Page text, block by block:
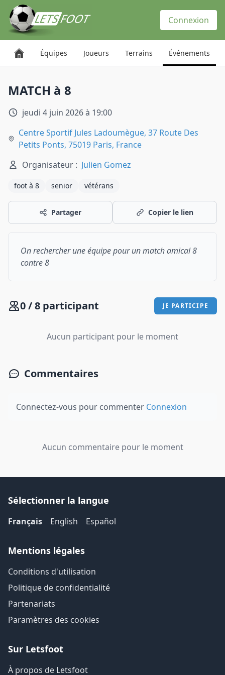
Connexion
Équipes Joueurs Terrains Événements
MATCH à 8
jeudi 4 juin 2026 à 19:00
Centre Sportif Jules Ladoumègue, 37 Route Des
Petits Ponts, 75019 Paris, France
Organisateur : Julien Gomez
foot à 8 senior vétérans
Partager Copier le lien
On rechercher une équipe pour un match amical 8
contre 8
0 / 8 participant JE PARTICIPE
Aucun participant pour le moment
Commentaires
Connectez-vous pour commenter Connexion
Aucun commentaire pour le moment
Sélectionner la langue
Français English Español
Mentions légales
Conditions d'utilisation
Politique de confidentialité
Partenariats
Paramètres des cookies
Sur Letsfoot
À propos de Letsfoot
Panneau de gestion des cookies